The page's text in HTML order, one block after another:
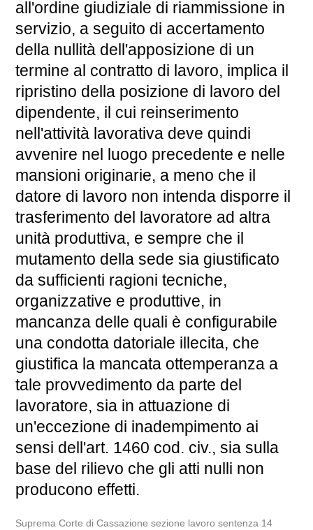
all'ordine giudiziale di riammissione in
servizio, a seguito di accertamento
della nullità dell'apposizione di un
termine al contratto di lavoro, implica il
ripristino della posizione di lavoro del
dipendente, il cui reinserimento
nell'attività lavorativa deve quindi
avvenire nel luogo precedente e nelle
mansioni originarie, a meno che il
datore di lavoro non intenda disporre il
trasferimento del lavoratore ad altra
unità produttiva, e sempre che il
mutamento della sede sia giustificato
da sufficienti ragioni tecniche,
organizzative e produttive, in
mancanza delle quali è configurabile
una condotta datoriale illecita, che
giustifica la mancata ottemperanza a
tale provvedimento da parte del
lavoratore, sia in attuazione di
un'eccezione di inadempimento ai
sensi dell'art. 1460 cod. civ., sia sulla
base del rilievo che gli atti nulli non
producono effetti.
Suprema Corte di Cassazione sezione lavoro sentenza 14